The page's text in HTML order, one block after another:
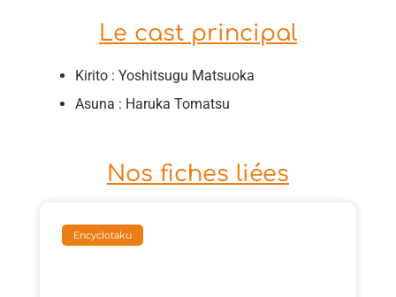
Le cast principal
Kirito : Yoshitsugu Matsuoka
Asuna : Haruka Tomatsu
Nos fiches liées
Encyclotaku